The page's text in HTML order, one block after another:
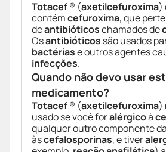
Totacef® (axetilcefuroxima)
contémcefuroxima, que
deantibióticoschamados de
Osantibióticos são usados
bactériase outros agentes
infecções.
Quando não devo usar
medicamento?
Totacef® (axetilcefuroxima)
usado se você foralérgicoà
qualquer outro componente
àscefalosporinas, e tiver